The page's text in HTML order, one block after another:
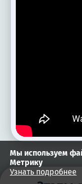
Мы используем
Метрику
Узнать подробнее